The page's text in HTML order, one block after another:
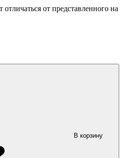
от представленного на
В корзину